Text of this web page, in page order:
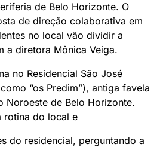
de Belo Horizonte. O
de direção colaborativa em
no local vão dividir a
a diretora Mônica Veiga.
no Residencial São José
“os Predim”), antiga favela
Noroeste de Belo Horizonte.
rotina do local e
do residencial, perguntando a